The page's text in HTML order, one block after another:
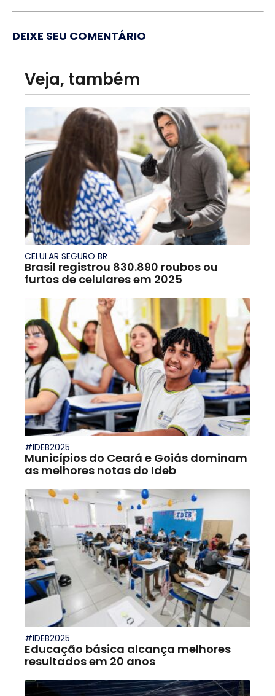
DEIXE SEU COMENTÁRIO
Veja, também
CELULAR SEGURO BR
Brasil registrou 830.890 roubos ou
furtos de celulares em 2025
#IDEB2025
Municípios do Ceará e Goiás dominam
as melhores notas do Ideb
#IDEB2025
Educação básica alcança melhores
resultados em 20 anos